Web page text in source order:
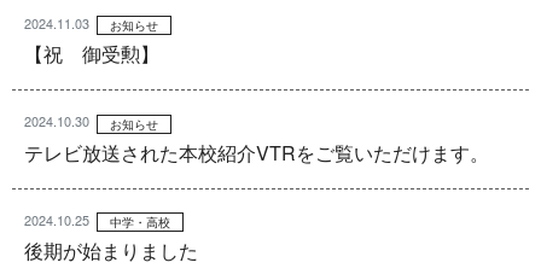
2024.11.03 お知らせ
【祝 御受勲】
2024.10.30 お知らせ
テレビ放送された本校紹介VTRをご覧いただけます。
2024.10.25 中学・高校
後期が始まりました